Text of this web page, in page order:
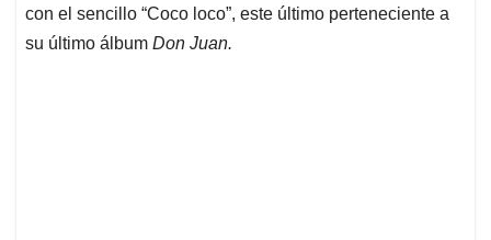
con el sencillo “Coco loco”, este último perteneciente a
su último álbum Don Juan.